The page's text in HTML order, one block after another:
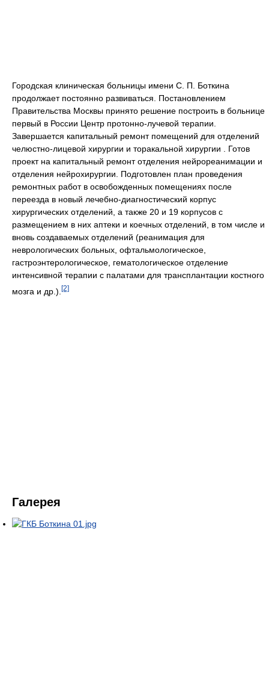
Городская клиническая больницы имени С. П. Боткина
продолжает постоянно развиваться. Постановлением
Правительства Москвы принято решение построить в больнице
первый в России Центр протонно-лучевой терапии.
Завершается капитальный ремонт помещений для отделений
челюстно-лицевой хирургии и торакальной хирургии . Готов
проект на капитальный ремонт отделения нейрореанимации и
отделения нейрохирургии. Подготовлен план проведения
ремонтных работ в освобожденных помещениях после
переезда в новый лечебно-диагностический корпус
хирургических отделений, а также 20 и 19 корпусов с
размещением в них аптеки и коечных отделений, в том числе и
вновь создаваемых отделений (реанимация для
неврологических больных, офтальмологическое,
гастроэнтерологическое, гематологическое отделение
интенсивной терапии с палатами для трансплантации костного
мозга и др.). [2]
Галерея